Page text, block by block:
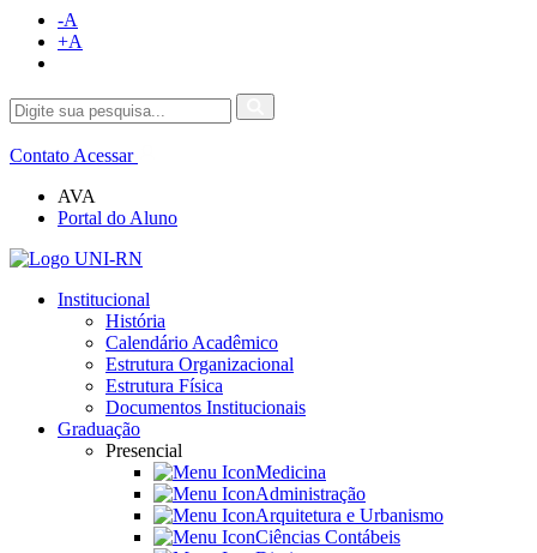
-A
+A
Contato Acessar
AVA
Portal do Aluno
Institucional
História
Calendário Acadêmico
Estrutura Organizacional
Estrutura Física
Documentos Institucionais
Graduação
Presencial
Medicina
Administração
Arquitetura e Urbanismo
Ciências Contábeis